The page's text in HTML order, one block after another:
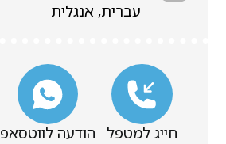
עברית, אנגלית
חייג למטפל הודעה לווטסאפ